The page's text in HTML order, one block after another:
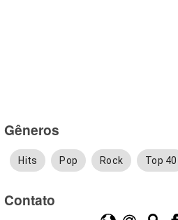
Gêneros
Hits Pop Rock Top 40
Contato